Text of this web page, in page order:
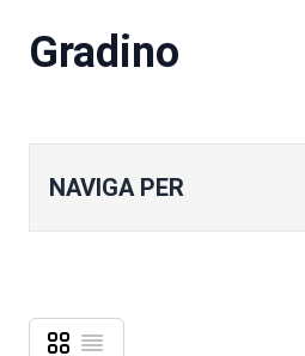
Gradino
NAVIGA PER
Griglia
Lista